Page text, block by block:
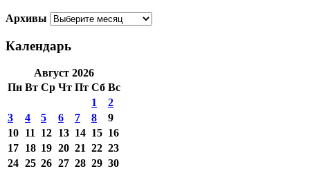
Архивы
Календарь
Август 2026
Пн Вт Ср Чт Пт Сб Вс
1
2
3
4 5 6 7 8
9
10 11 12 13 14 15 16
17 18 19 20 21 22 23
24 25 26 27 28 29 30